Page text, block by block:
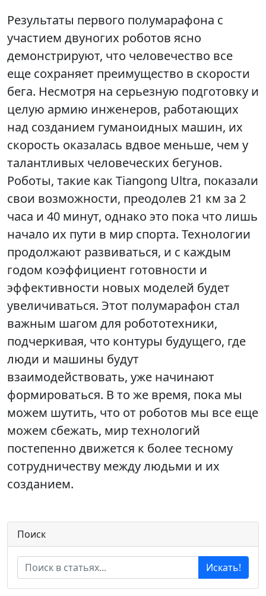
Результаты первого полумарафона с
участием двуногих роботов ясно
демонстрируют, что человечество все
еще сохраняет преимущество в скорости
бега. Несмотря на серьезную подготовку и
целую армию инженеров, работающих
над созданием гуманоидных машин, их
скорость оказалась вдвое меньше, чем у
талантливых человеческих бегунов.
Роботы, такие как Tiangong Ultra, показали
свои возможности, преодолев 21 км за 2
часа и 40 минут, однако это пока что лишь
начало их пути в мир спорта. Технологии
продолжают развиваться, и с каждым
годом коэффициент готовности и
эффективности новых моделей будет
увеличиваться. Этот полумарафон стал
важным шагом для робототехники,
подчеркивая, что контуры будущего, где
люди и машины будут
взаимодействовать, уже начинают
формироваться. В то же время, пока мы
можем шутить, что от роботов мы все еще
можем сбежать, мир технологий
постепенно движется к более тесному
сотрудничеству между людьми и их
созданием.
Поиск
Искать!